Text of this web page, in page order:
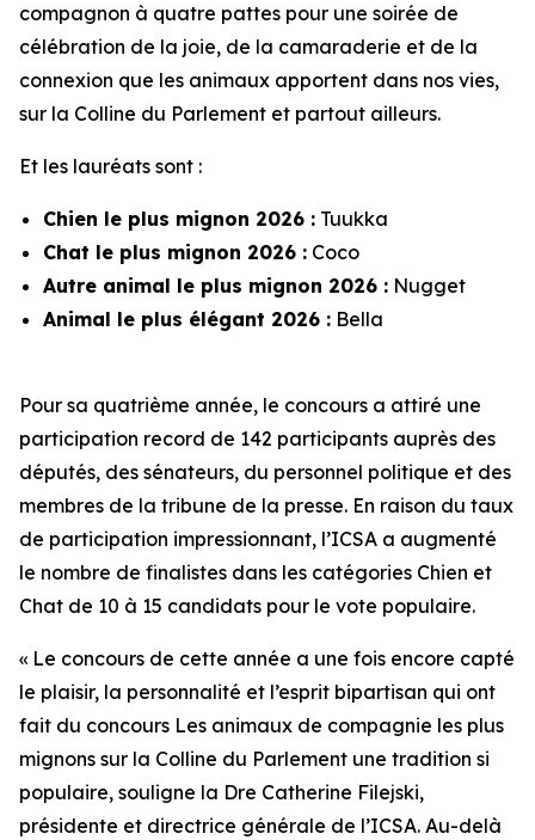
compagnon à quatre pattes pour une soirée de
célébration de la joie, de la camaraderie et de la
connexion que les animaux apportent dans nos vies,
sur la Colline du Parlement et partout ailleurs.
Et les lauréats sont :
Chien le plus mignon 2026 : Tuukka
Chat le plus mignon 2026 : Coco
Autre animal le plus mignon 2026 : Nugget
Animal le plus élégant 2026 : Bella
Pour sa quatrième année, le concours a attiré une
participation record de 142 participants auprès des
députés, des sénateurs, du personnel politique et des
membres de la tribune de la presse. En raison du taux
de participation impressionnant, l’ICSA a augmenté
le nombre de finalistes dans les catégories Chien et
Chat de 10 à 15 candidats pour le vote populaire.
« Le concours de cette année a une fois encore capté
le plaisir, la personnalité et l’esprit bipartisan qui ont
fait du concours Les animaux de compagnie les plus
mignons sur la Colline du Parlement une tradition si
populaire, souligne la Dre Catherine Filejski,
présidente et directrice générale de l’ICSA. Au-delà